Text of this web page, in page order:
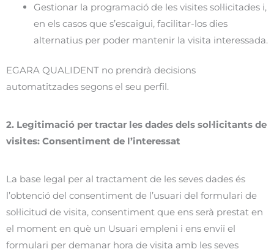
Gestionar la programació de les visites sol·licitades i,
en els casos que s’escaigui, facilitar-los dies
alternatius per poder mantenir la visita interessada.
EGARA QUALIDENT no prendrà decisions
automatitzades segons el seu perfil.
2. Legitimació per tractar les dades dels sol·licitants de
visites: Consentiment de l’interessat
La base legal per al tractament de les seves dades és
l’obtenció del consentiment de l’usuari del formulari de
sol·licitud de visita, consentiment que ens serà prestat en
el moment en què un Usuari empleni i ens enviï el
formulari per demanar hora de visita amb les seves